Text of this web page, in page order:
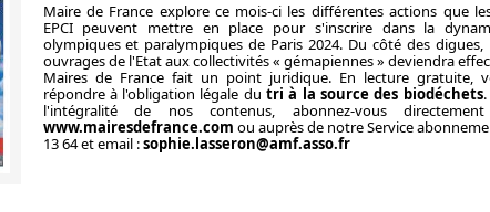
Maire de France explore ce mois-ci les différentes actions que
EPCI peuvent mettre en place pour s'inscrire dans la
olympiques et paralympiques de Paris 2024. Du côté des
ouvrages de l'Etat aux collectivités « gémapiennes » deviendra
Maires de France fait un point juridique. En lecture gratuite,
répondre à l'obligation légale dutri à la source des biodéchets.
l'intégralité de nos contenus, abonnez-vous
www.mairesdefrance.com ou auprès de notre Service
13 64 et email :sophie.lasseron@amf.asso.fr